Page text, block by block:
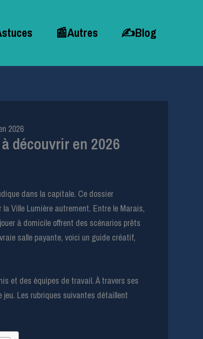
📰Autres ✍Blog
2026
découvrir en 2026
dans la capitale. Ce dossier
Ville Lumière autrement. Entre le Marais,
à domicile offrent des scénarios prêts
salle payante, voici un guide créatif,
et des équipes de travail. À travers ses
Les rubriques suivantes détaillent